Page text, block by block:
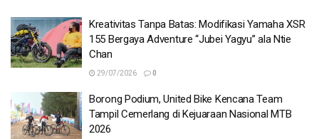
Kreativitas Tanpa Batas: Modifikasi Yamaha XSR
155 Bergaya Adventure “Jubei Yagyu” ala Ntie
Chan
29/07/2026 0
Borong Podium, United Bike Kencana Team
Tampil Cemerlang di Kejuaraan Nasional MTB
2026